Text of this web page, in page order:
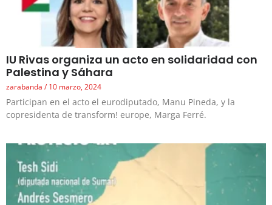
IU Rivas organiza un acto en solidaridad con
Palestina y Sáhara
zarabanda 10 marzo, 2024
Participan en el acto el eurodiputado, Manu Pineda, y la
copresidenta de transform! europe, Marga Ferré.